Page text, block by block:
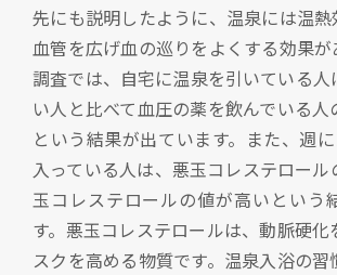
先にも説明したように、温泉には温熱
血管を広げ血の巡りをよくする効果が
調査では、自宅に温泉を引いている
い人と比べて血圧の薬を飲んでいる
という結果が出ています。また、週
入っている人は、悪玉コレステロー
玉コレステロールの値が高いという
す。悪玉コレステロールは、動脈硬化
スクを高める物質です。温泉入浴の